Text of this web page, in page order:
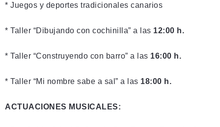
* Juegos y deportes tradicionales canarios
* Taller “Dibujando con cochinilla” a las 12:00 h.
* Taller “Construyendo con barro” a las 16:00 h.
* Taller “Mi nombre sabe a sal” a las 18:00 h.
ACTUACIONES MUSICALES: